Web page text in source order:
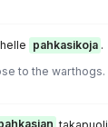
pahkasikoja .
to the warthogs.